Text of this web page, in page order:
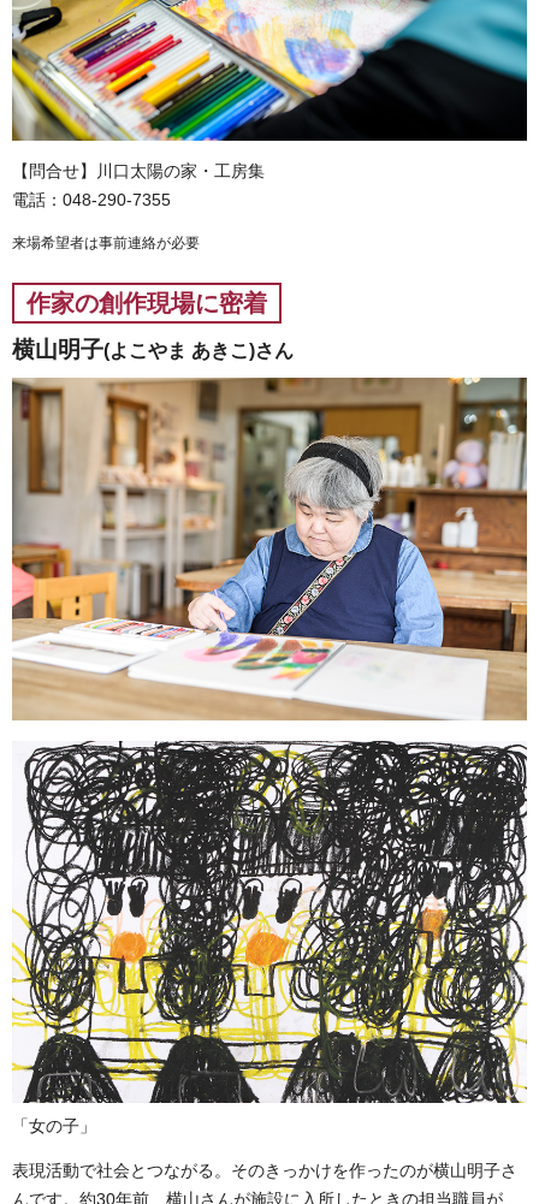
【問合せ】川口太陽の家・工房集
電話：048-290-7355
来場希望者は事前連絡が必要
作家の創作現場に密着
横山明子(よこやま あきこ)さん
「女の子」
表現活動で社会とつながる。そのきっかけを作ったのが横山明子さ
んです。約30年前、横山さんが施設に入所したときの担当職員が、